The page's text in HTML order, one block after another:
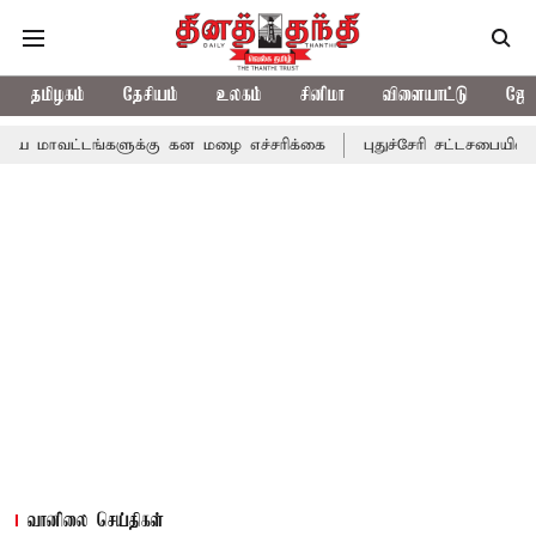
தமிழகம் தேசியம் உலகம் சினிமா விளையாட்டு
கன மழை எச்சரிக்கை புதுச்சேரி சட்டசபையில் வரும்
வானிலை செய்திகள்